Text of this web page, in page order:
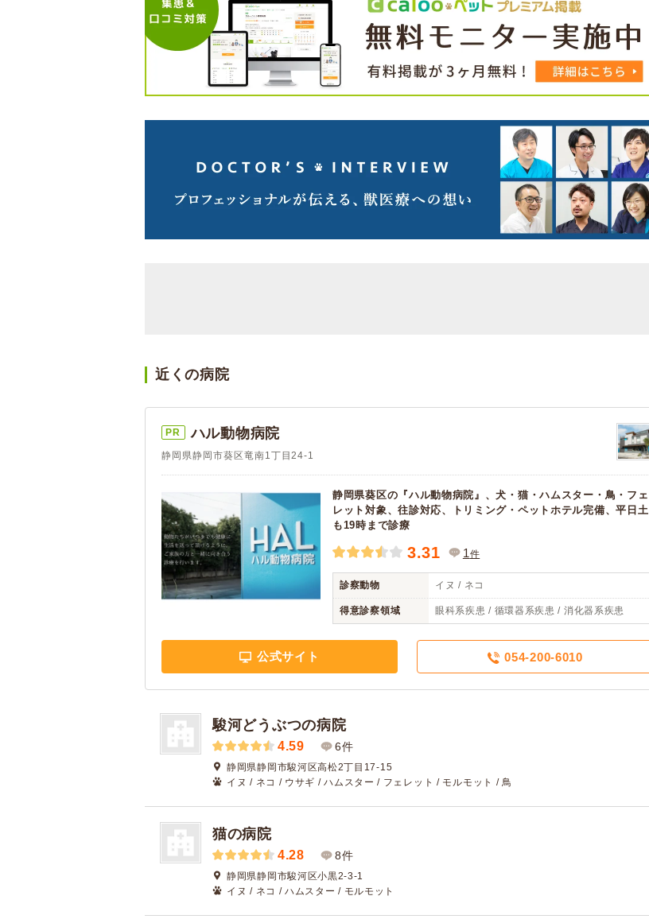
近くの病院
PR ハル動物病院
静岡県静岡市葵区竜南1丁目24-1
静岡県葵区の『ハル動物病院』、犬・猫・ハムスター・鳥・フェ
レット対象、往診対応、トリミング・ペットホテル完備、平日土
も19時まで診療
3.31 1件
診察動物 イヌ / ネコ
得意診察領域 眼科系疾患 / 循環器系疾患 / 消化器系疾患
公式サイト 054-200-6010
駿河どうぶつの病院
4.59 6件
静岡県静岡市駿河区高松2丁目17-15
イヌ / ネコ / ウサギ / ハムスター / フェレット / モルモット / 鳥
猫の病院
4.28 8件
静岡県静岡市駿河区小黒2-3-1
イヌ / ネコ / ハムスター / モルモット